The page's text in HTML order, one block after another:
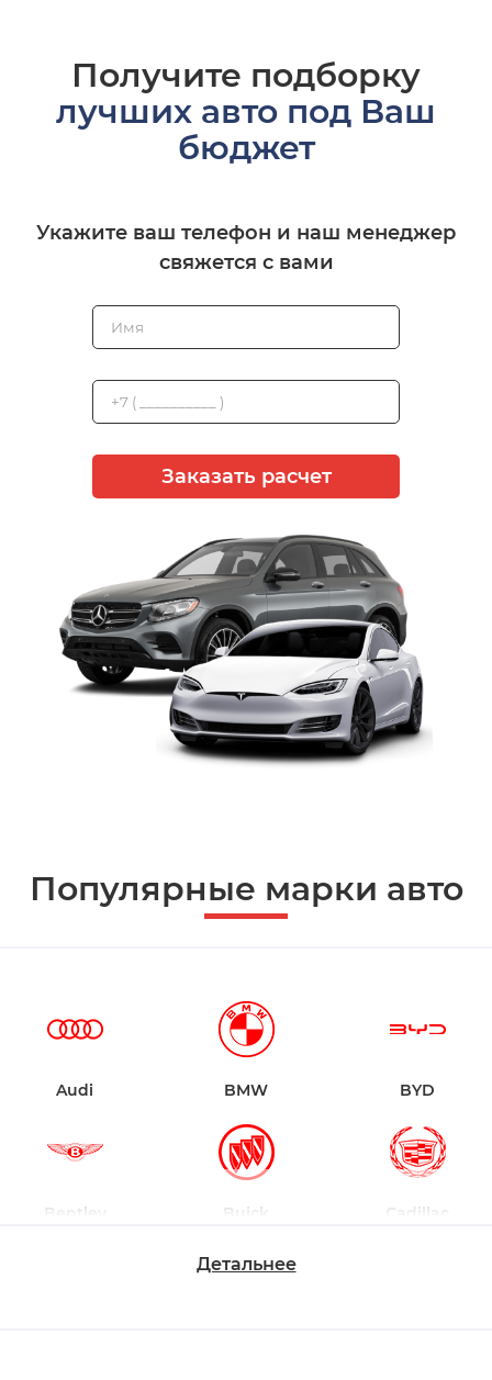
Получите подборку
лучших авто под Ваш
бюджет
Укажите ваш телефон и наш менеджер
свяжется с вами
Заказать расчет
Популярные марки авто
Audi BMW BYD
Bentley Buick Cadillac
Детальнее